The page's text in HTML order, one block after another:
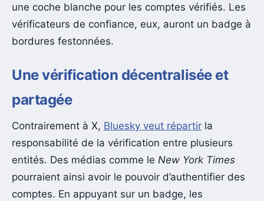
une coche blanche pour les comptes vérifiés. Les
vérificateurs de confiance, eux, auront un badge à
bordures festonnées.
Une vérification décentralisée et
partagée
Contrairement à X, Bluesky veut répartir la
responsabilité de la vérification entre plusieurs
entités. Des médias comme le New York Times
pourraient ainsi avoir le pouvoir d’authentifier des
comptes. En appuyant sur un badge, les